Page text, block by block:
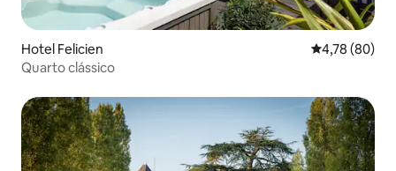
Hotel Felicien 4,78 de uma
4,78 (80)
Quarto clássico